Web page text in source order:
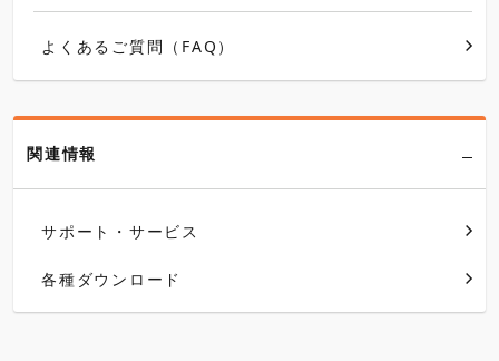
よくあるご質問（FAQ）
関連情報
サポート・サービス
各種ダウンロード